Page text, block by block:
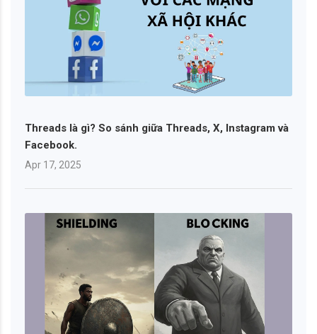
Threads là gì? So sánh giữa Threads, X, Instagram và
Facebook.
Apr 17, 2025